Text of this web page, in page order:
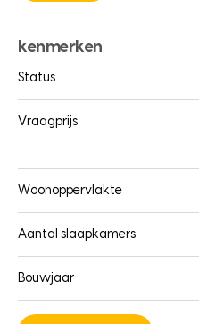
kenmerken
Status
Vraagprijs
Woonoppervlakte
Aantal slaapkamers
Bouwjaar